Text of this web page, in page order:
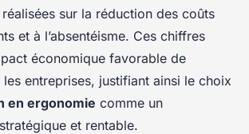
sur la réduction des coûts
et à l’absentéisme. Ces chiffres
économique favorable de
les entreprises, justifiant ainsi le choix
en ergonomie comme un
et rentable.